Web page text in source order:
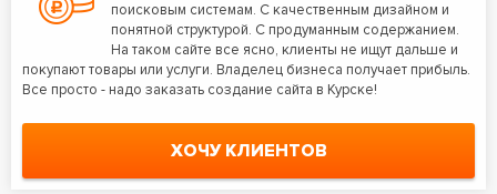
поисковым системам. С качественным дизайном и
понятной структурой. С продуманным содержанием.
На таком сайте все ясно, клиенты не ищут дальше и
покупают товары или услуги. Владелец бизнеса получает прибыль.
Все просто - надо заказать создание сайта в Курске!
ХОЧУ КЛИЕНТОВ